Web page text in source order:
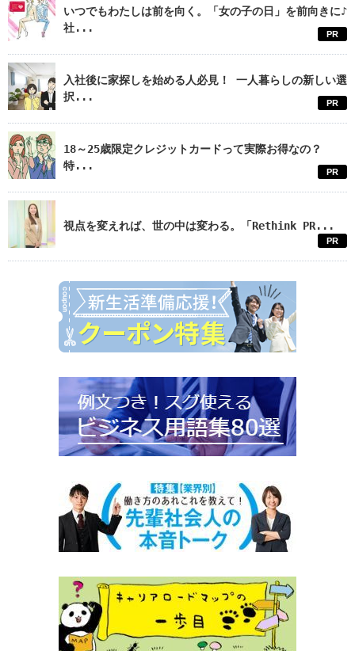
いつでもわたしは前を向く。「女の子の日」を前向きに♪
社...
PR
入社後に家探しを始める人必見！ 一人暮らしの新しい選
択...
PR
18～25歳限定クレジットカードって実際お得なの？
特...
PR
視点を変えれば、世の中は変わる。「Rethink PR...
PR